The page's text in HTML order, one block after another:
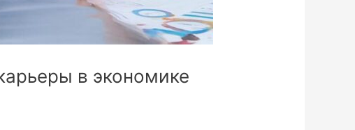
в экономике